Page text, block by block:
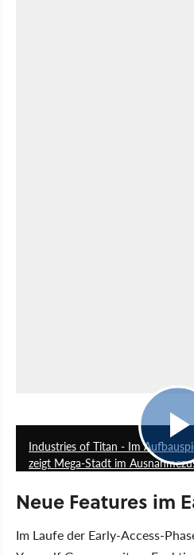
Industries of Titan - Im
zeigt Mega-Stadt im
Neue Features im
Im Laufe der Early-Access-